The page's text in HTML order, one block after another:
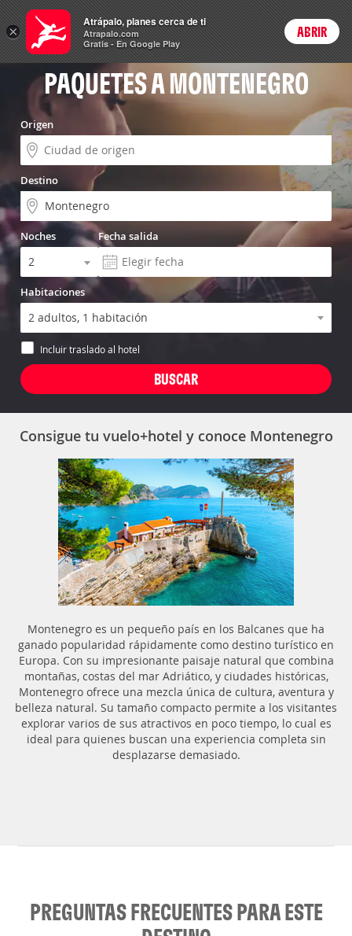
Vuelo+Hotel Login
PAQUETES A MONTENEGRO
Origen
Destino
Noches Fecha salida
Habitaciones
Incluir traslado al hotel
Consigue tu vuelo+hotel y conoce Montenegro
Montenegro es un pequeño país en los Balcanes que ha
ganado popularidad rápidamente como destino turístico en
Europa. Con su impresionante paisaje natural que combina
montañas, costas del mar Adriático, y ciudades históricas,
Montenegro ofrece una mezcla única de cultura, aventura y
belleza natural. Su tamaño compacto permite a los visitantes
explorar varios de sus atractivos en poco tiempo, lo cual es
ideal para quienes buscan una experiencia completa sin
desplazarse demasiado.
PREGUNTAS FRECUENTES PARA ESTE
×
Atrápalo, planes cerca de ti
Atrapalo.com
Gratis - En Google Play
ABRIR